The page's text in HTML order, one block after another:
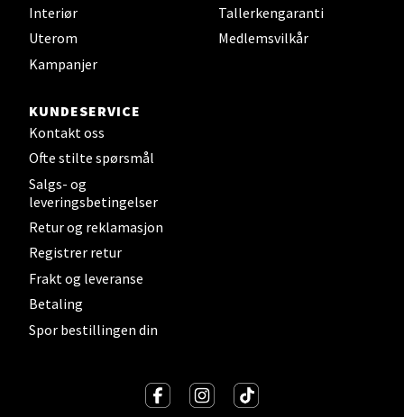
Interiør
Uterom
Kampanjer
Tallerkengaranti
Medlemsvilkår
KUNDESERVICE
Kontakt oss
Ofte stilte spørsmål
Salgs- og
leveringsbetingelser
Retur og reklamasjon
Registrer retur
Frakt og leveranse
Betaling
Spor bestillingen din
Sandvika - Thon Senter Sandvika
Brodtkorbsgate 7, 1338 Sandvika
0 i butikk
Bergen - Thon Senter Sartor
Sartorvegen 12, 5353 Straume
Åpent i dag 10-21